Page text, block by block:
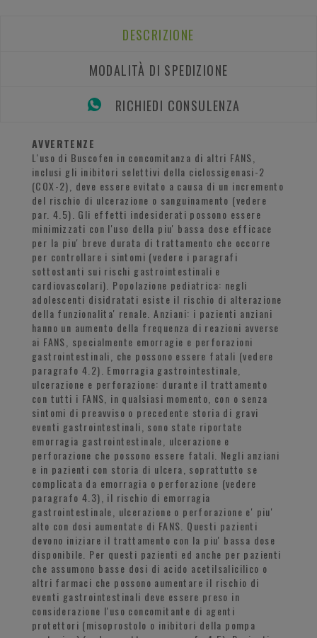
DESCRIZIONE
MODALITÀ DI SPEDIZIONE
RICHIEDI CONSULENZA
AVVERTENZE
L'uso di Buscofen in concomitanza di altri FANS,
inclusi gli inibitori selettivi della ciclossigenasi-2
(COX-2), deve essere evitato a causa di un incremento
del rischio di ulcerazione o sanguinamento (vedere
par. 4.5). Gli effetti indesiderati possono essere
minimizzati con l'uso della piu' bassa dose efficace
per la piu' breve durata di trattamento che occorre
per controllare i sintomi (vedere i paragrafi
sottostanti sui rischi gastrointestinali e
cardiovascolari). Popolazione pediatrica: negli
adolescenti disidratati esiste il rischio di alterazione
della funzionalita' renale. Anziani: i pazienti anziani
hanno un aumento della frequenza di reazioni avverse
ai FANS, specialmente emorragie e perforazioni
gastrointestinali, che possono essere fatali (vedere
paragrafo 4.2). Emorragia gastrointestinale,
ulcerazione e perforazione: durante il trattamento
con tutti i FANS, in qualsiasi momento, con o senza
sintomi di preavviso o precedente storia di gravi
eventi gastrointestinali, sono state riportate
emorragia gastrointestinale, ulcerazione e
perforazione che possono essere fatali. Negli anziani
e in pazienti con storia di ulcera, soprattutto se
complicata da emorragia o perforazione (vedere
paragrafo 4.3), il rischio di emorragia
gastrointestinale, ulcerazione o perforazione e' piu'
alto con dosi aumentate di FANS. Questi pazienti
devono iniziare il trattamento con la piu' bassa dose
disponibile. Per questi pazienti ed anche per pazienti
che assumono basse dosi di acido acetilsalicilico o
altri farmaci che possono aumentare il rischio di
eventi gastrointestinali deve essere preso in
considerazione l'uso concomitante di agenti
protettori (misoprostolo o inibitori della pompa